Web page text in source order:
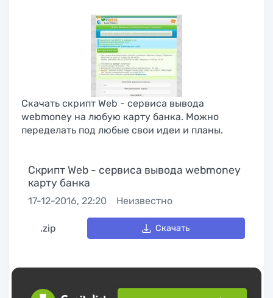
Скачать скрипт Web - сервиса вывода
webmoney на любую карту банка. Можно
переделать под любые свои идеи и планы.
Скрипт Web - сервиса вывода webmoney
карту банка
17-12-2016, 22:20 Неизвестно
.zip Скачать